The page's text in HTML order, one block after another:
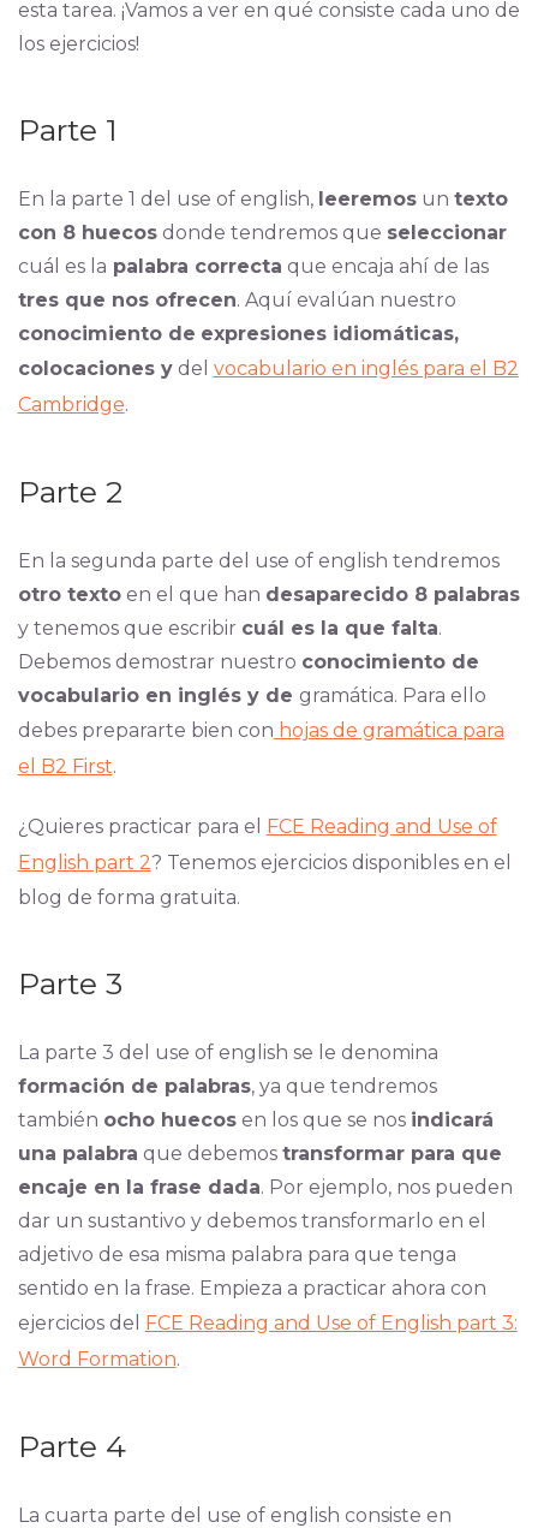
esta tarea. ¡Vamos a ver en qué consiste cada uno de
los ejercicios!
Parte 1
En la parte 1 del use of english, leeremosun texto
con 8 huecosdonde tendremos que seleccionar
cuál es la palabra correcta que encaja ahí de las
tres que nos ofrecen. Aquí evalúan nuestro
conocimiento de expresiones idiomáticas,
colocaciones ydel vocabulario en inglés para el B2
Cambridge.
Parte 2
En la segunda parte del use of english tendremos
otro textoen el que han desaparecido 8 palabras
y tenemos que escribir cuál es la que falta.
Debemos demostrar nuestro conocimiento de
vocabulario en inglés y de gramática. Para ello
debes prepararte bien con hojas de gramática para
el B2 First.
¿Quieres practicar para el FCE Reading and Use of
English part 2? Tenemos ejercicios disponibles en el
blog de forma gratuita.
Parte 3
La parte 3 del use of english se le denomina
formación de palabras, ya que tendremos
también ocho huecosen los que se nos indicará
una palabra que debemos transformar para que
encaje en la frase dada. Por ejemplo, nos pueden
dar un sustantivo y debemos transformarlo en el
adjetivo de esa misma palabra para que tenga
sentido en la frase. Empieza a practicar ahora con
ejercicios del FCE Reading and Use of English part 3:
Word Formation.
Parte 4
La cuarta parte del use of english consiste en